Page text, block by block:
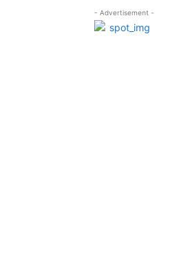
- Advertisement -